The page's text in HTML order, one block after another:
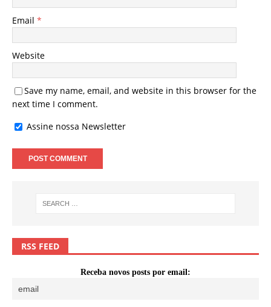
Email *
Website
Save my name, email, and website in this browser for the
next time I comment.
Assine nossa Newsletter
RSS FEED
Receba novos posts por email: